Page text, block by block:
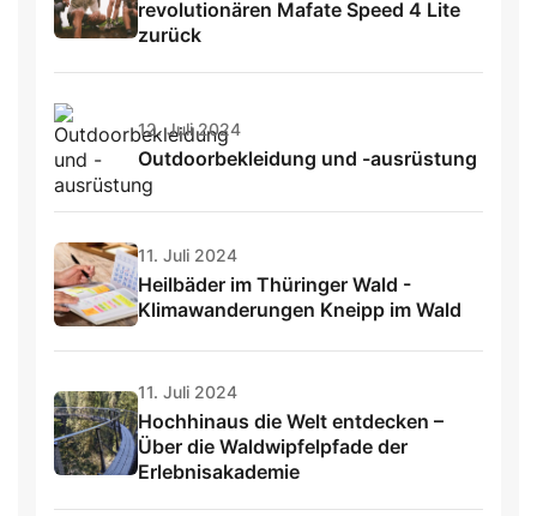
revolutionären Mafate Speed 4 Lite
zurück
12. Juli 2024
Outdoorbekleidung und -ausrüstung
11. Juli 2024
Heilbäder im Thüringer Wald -
Klimawanderungen Kneipp im Wald
11. Juli 2024
Hochhinaus die Welt entdecken –
Über die Waldwipfelpfade der
Erlebnisakademie